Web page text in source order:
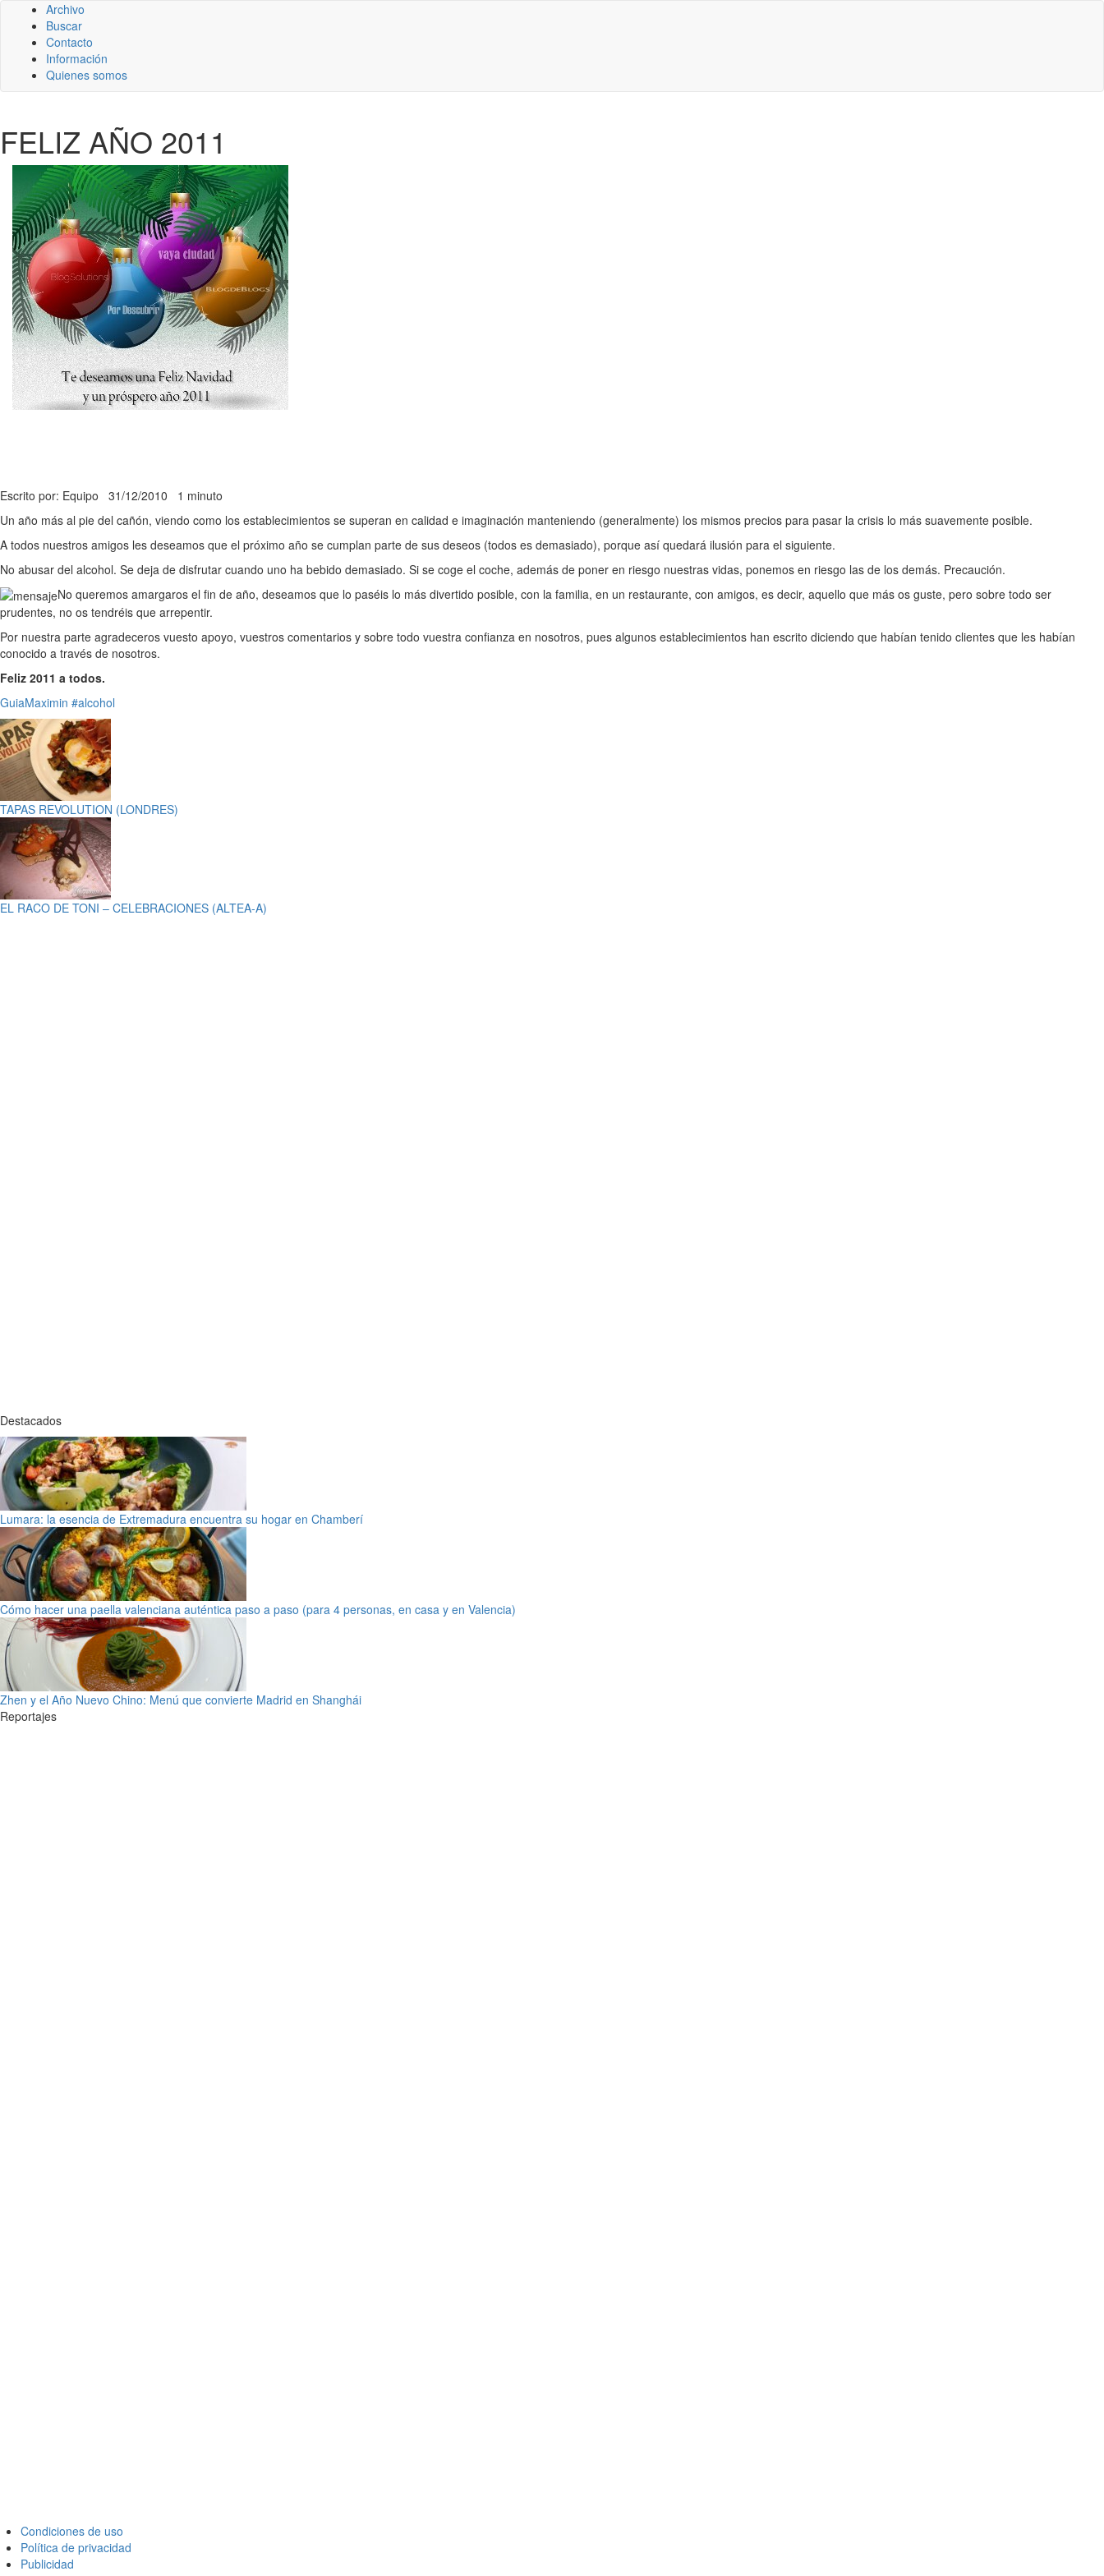
Archivo
Buscar
Contacto
Información
Quienes somos
FELIZ AÑO 2011
Escrito por: Equipo 31/12/2010 1 minuto
Un año más al pie del cañón, viendo como los establecimientos se superan en calidad e imaginación manteniendo (generalmente) los mismos precios para pasar la crisis lo más suavemente posible.
A todos nuestros amigos les deseamos que el próximo año se cumplan parte de sus deseos (todos es demasiado), porque así quedará ilusión para el siguiente.
No abusar del alcohol. Se deja de disfrutar cuando uno ha bebido demasiado. Si se coge el coche, además de poner en riesgo nuestras vidas, ponemos en riesgo las de los demás. Precaución.
No queremos amargaros el fin de año, deseamos que lo paséis lo más divertido posible, con la familia, en un restaurante, con amigos, es decir, aquello que más os guste, pero sobre todo ser
prudentes, no os tendréis que arrepentir.
Por nuestra parte agradeceros vuesto apoyo, vuestros comentarios y sobre todo vuestra confianza en nosotros, pues algunos establecimientos han escrito diciendo que habían tenido clientes que les habían
conocido a través de nosotros.
Feliz 2011 a todos.
GuiaMaximin #alcohol
TAPAS REVOLUTION (LONDRES)
EL RACO DE TONI – CELEBRACIONES (ALTEA-A)
Destacados
Lumara: la esencia de Extremadura encuentra su hogar en Chamberí
Cómo hacer una paella valenciana auténtica paso a paso (para 4 personas, en casa y en Valencia)
Zhen y el Año Nuevo Chino: Menú que convierte Madrid en Shanghái
Reportajes
Condiciones de uso
Política de privacidad
Publicidad